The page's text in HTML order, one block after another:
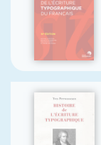
Règles de
du français -
Yves Perrousseaux
Histoire de